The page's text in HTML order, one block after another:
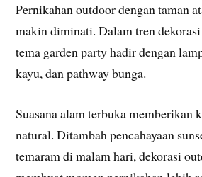
Pernikahan outdoor dengan taman
makin diminati. Dalam tren
tema garden party hadir dengan
kayu, dan pathway bunga.
Suasana alam terbuka memberikan
natural. Ditambah pencahayaan
temaram di malam hari, dekorasi